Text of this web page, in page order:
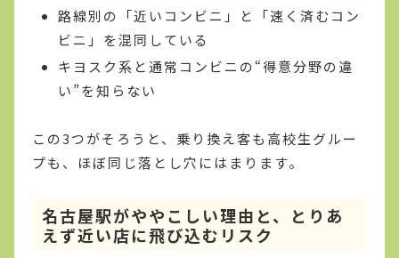
路線別の「近いコンビニ」と「速く済むコン
ビニ」を混同している
キヨスク系と通常コンビニの“得意分野の違
い”を知らない
この3つがそろうと、乗り換え客も高校生グルー
プも、ほぼ同じ落とし穴にはまります。
名古屋駅がややこしい理由と、とりあ
えず近い店に飛び込むリスク